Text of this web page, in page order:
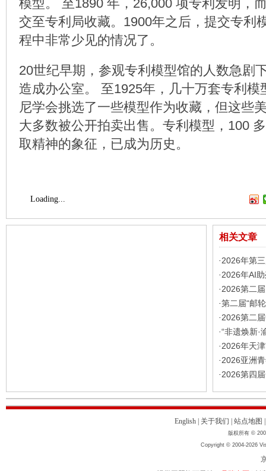
模型。 至1890 年，26,000 项专利发明，
交至专利局收藏。1900年之后，提交专利
程中非常少见的情况了。
20世纪早期，参观专利模型馆的人数急剧
造成办公室。 至1925年，几十万套专利模
尼学会挑选了一些模型作为收藏，但这些
大多数被公开拍卖出售。专利模型，100
取精神的象征，已成为历史。
Loading...
相关文章
· 2026年第
· 2026年AI
· 2026第二
·第二届“邮
· 2026第二
·“非遗焕新
· 2026年天
· 2026亚洲
· 2026第四
English 关于我们 站点地图
版权所有 ©
Copyright © 2004-2026